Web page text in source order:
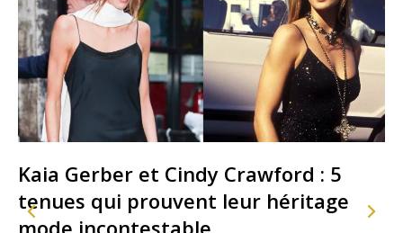
Kaia Gerber et Cindy Crawford : 5
tenues qui prouvent leur héritage